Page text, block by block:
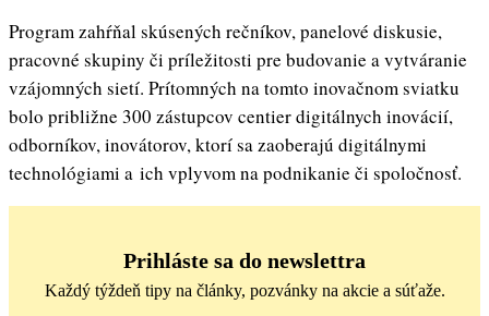
Program zahŕňal skúsených rečníkov, panelové diskusie,
pracovné skupiny či príležitosti pre budovanie a vytváranie
vzájomných sietí. Prítomných na tomto inovačnom sviatku
bolo približne 300 zástupcov centier digitálnych inovácií,
odborníkov, inovátorov, ktorí sa zaoberajú digitálnymi
technológiami a ich vplyvom na podnikanie či spoločnosť.
Prihláste sa do newslettra
Každý týždeň tipy na články, pozvánky na akcie a súťaže.